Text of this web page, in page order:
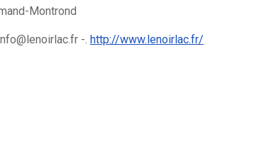
Montrond
-. http://www.lenoirlac.fr/